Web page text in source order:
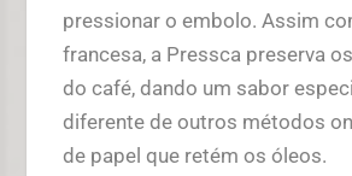
pressionar o embolo. Assim
francesa, a Pressca preserva
do café, dando um sabor
diferente de outros métodos
de papel que retém os óleos.